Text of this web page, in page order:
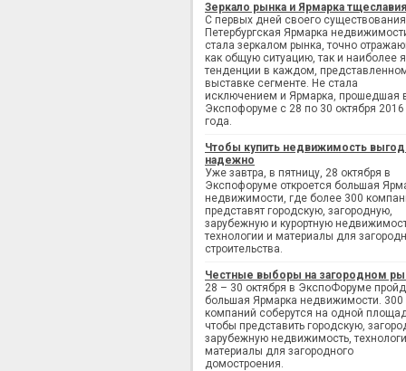
Зеркало рынка и Ярмарка тщеславия
С первых дней своего существования
Петербургская Ярмарка
стала зеркалом рынка, точно
как общую ситуацию, так и наиболее
тенденции в каждом,
выставке сегменте. Не стала
исключением и Ярмарка, прошедшая
Экспофоруме с 28 по 30 октября 2016
года.
Чтобы купить недвижимость
надежно
Уже завтра, в пятницу, 28 октября в
Экспофоруме откроется большая
недвижимости, где более 300
представят городскую, загородную,
зарубежную и курортную
технологии и материалы для
строительства.
Честные выборы на загородном
28 – 30 октября в ЭкспоФоруме
большая Ярмарка недвижимости. 300
компаний соберутся на одной
чтобы представить городскую,
зарубежную недвижимость,
материалы для загородного
домостроения.